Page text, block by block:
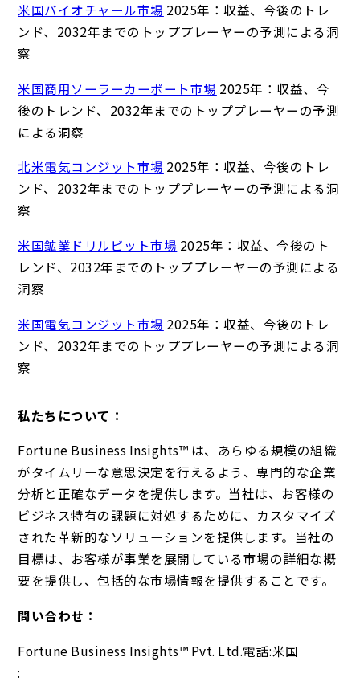
米国バイオチャール市場 2025年：収益、今後のトレ
ンド、2032年までのトッププレーヤーの予測による洞
察
米国商用ソーラーカーポート市場 2025年：収益、今
後のトレンド、2032年までのトッププレーヤーの予測
による洞察
北米電気コンジット市場 2025年：収益、今後のトレ
ンド、2032年までのトッププレーヤーの予測による洞
察
米国鉱業ドリルビット市場 2025年：収益、今後のト
レンド、2032年までのトッププレーヤーの予測による
洞察
米国電気コンジット市場 2025年：収益、今後のトレ
ンド、2032年までのトッププレーヤーの予測による洞
察
私たちについて：
Fortune Business Insights™ は、あらゆる規模の組織
がタイムリーな意思決定を行えるよう、専門的な企業
分析と正確なデータを提供します。当社は、お客様の
ビジネス特有の課題に対処するために、カスタマイズ
された革新的なソリューションを提供します。当社の
目標は、お客様が事業を展開している市場の詳細な概
要を提供し、包括的な市場情報を提供することです。
問い合わせ：
Fortune Business Insights™ Pvt. Ltd.電話:米国
: